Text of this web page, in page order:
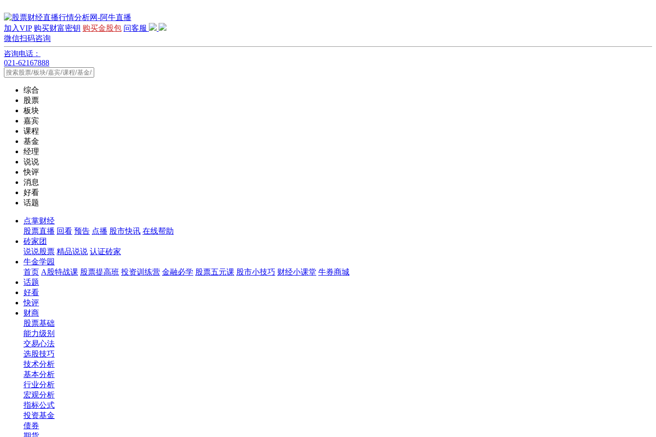
加入VIP 购买财富密钥 购买金股包 问客服
微信扫码咨询
咨询电话：
021-62167888
综合
股票
板块
嘉宾
课程
基金
经理
说说
快评
消息
好看
话题
点掌财经
股票直播 回看 预告 点播 股市快讯 在线帮助
砖家团
说说股票 精品说说 认证砖家
牛金学园
首页 A股特战课 股票提高班 投资训练营 金融必学 股票五元课 股市小技巧 财经小课堂 牛券商城
话题
好看
快评
财商
股票基础
能力级别
交易心法
选股技巧
技术分析
基本分析
行业分析
宏观分析
指标公式
投资基金
债券